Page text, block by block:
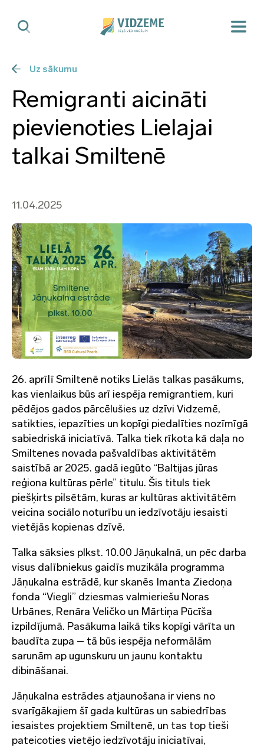
Uz sākumu
Remigranti aicināti
pievienoties Lielajai
talkai Smiltenē
11.04.2025
26. aprīlī Smiltenē notiks Lielās talkas pasākums,
kas vienlaikus būs arī iespēja remigrantiem, kuri
pēdējos gados pārcēlušies uz dzīvi Vidzemē,
satikties, iepazīties un kopīgi piedalīties nozīmīgā
sabiedriskā iniciatīvā. Talka tiek rīkota kā daļa no
Smiltenes novada pašvaldības aktivitātēm
saistībā ar 2025. gadā iegūto “Baltijas jūras
reģiona kultūras pērle” titulu. Šis tituls tiek
piešķirts pilsētām, kuras ar kultūras aktivitātēm
veicina sociālo noturību un iedzīvotāju iesaisti
vietējās kopienas dzīvē.
Talka sāksies plkst. 10.00 Jāņukalnā, un pēc darba
visus dalībniekus gaidīs muzikāla programma
Jāņukalna estrādē, kur skanēs Imanta Ziedoņa
fonda “Viegli” dziesmas valmieriešu Noras
Urbānes, Renāra Veličko un Mārtiņa Pūcīša
izpildījumā. Pasākuma laikā tiks kopīgi vārīta un
baudīta zupa – tā būs iespēja neformālām
sarunām ap ugunskuru un jaunu kontaktu
dibināšanai.
Jāņukalna estrādes atjaunošana ir viens no
svarīgākajiem šī gada kultūras un sabiedrības
iesaistes projektiem Smiltenē, un tas top tieši
pateicoties vietējo iedzīvotāju iniciatīvai,